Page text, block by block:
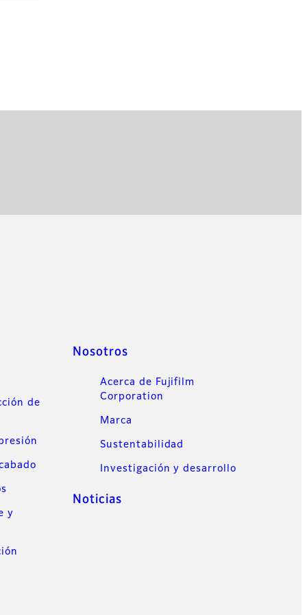
de
y
Nosotros
Acerca de Fujifilm
Corporation
Marca
Sustentabilidad
Investigación y desarrollo
Noticias